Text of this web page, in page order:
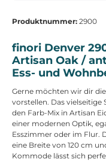
Produktnummer: 2900
finori Denver
Artisan Oak /
Ess- und
Gerne möchten wir dir
vorstellen. Das vielseitige
den Farb-Mix in Artisan
einer modernen Optik,
Esszimmer oder im Flur.
eine Breite von 120 cm
Kommode lässt sich